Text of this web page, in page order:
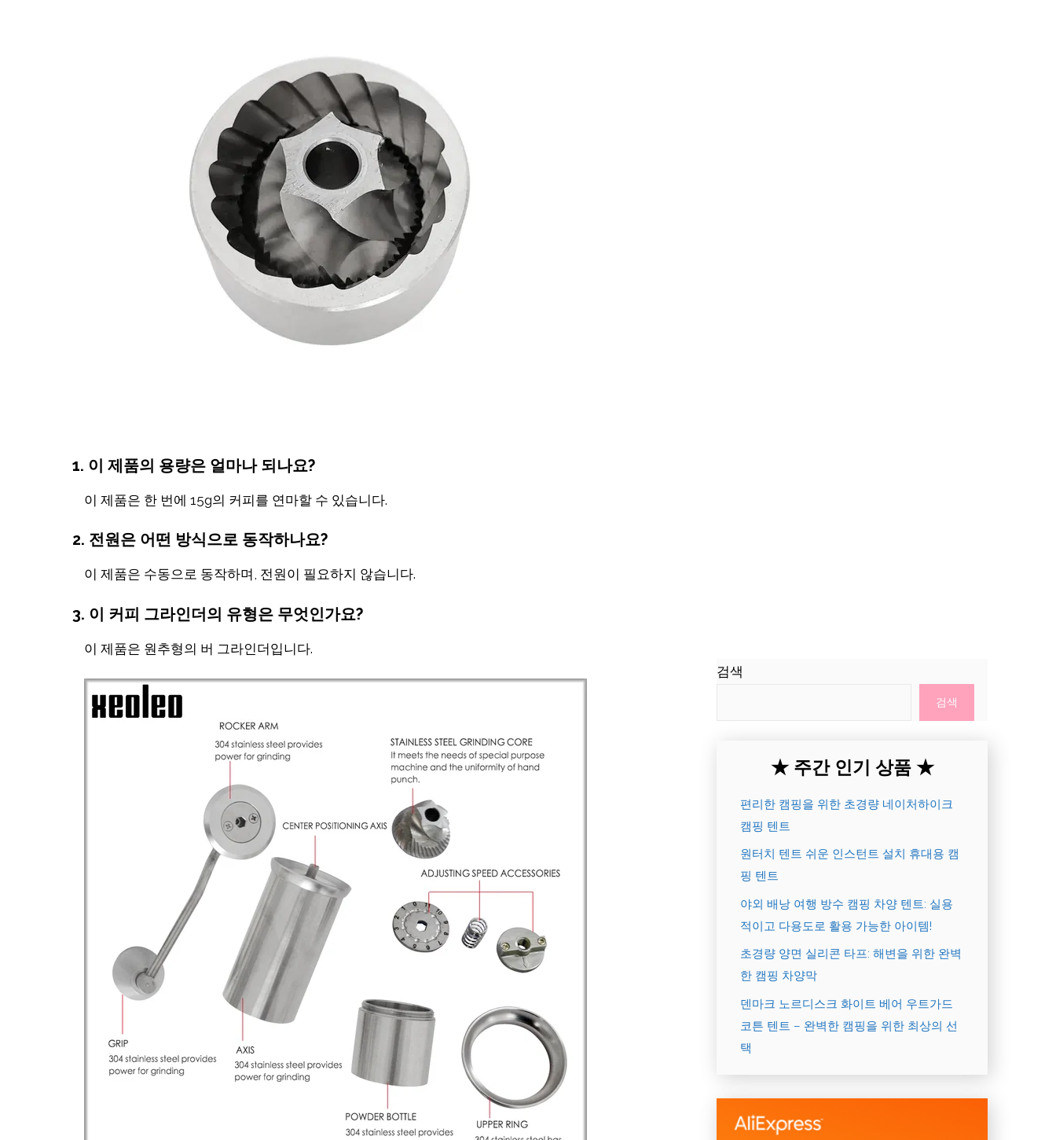
1. 이 제품의 용량은 얼마나 되나요?
이 제품은 한 번에 15g의 커피를 연마할 수 있습니다.
2. 전원은 어떤 방식으로 동작하나요?
이 제품은 수동으로 동작하며, 전원이 필요하지 않습니다.
3. 이 커피 그라인더의 유형은 무엇인가요?
이 제품은 원추형의 버 그라인더입니다.
검색
검색
★ 주간 인기 상품 ★
편리한 캠핑을 위한 초경량 네이처하이크
캠핑 텐트
원터치 텐트 쉬운 인스턴트 설치 휴대용 캠
핑 텐트
야외 배낭 여행 방수 캠핑 차양 텐트: 실용
적이고 다용도로 활용 가능한 아이템!
초경량 양면 실리콘 타프: 해변을 위한 완벽
한 캠핑 차양막
덴마크 노르디스크 화이트 베어 우트가드
코튼 텐트 – 완벽한 캠핑을 위한 최상의 선
택